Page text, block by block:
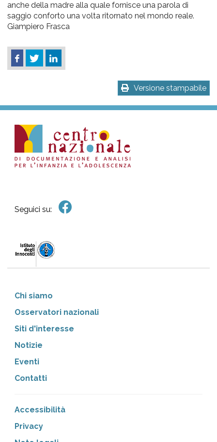
anche della madre alla quale fornisce una parola di
saggio conforto una volta ritornato nel mondo reale.
Giampiero Frasca
Versione stampabile
Seguici su:
Chi siamo
Osservatori nazionali
Siti d'interesse
Notizie
Eventi
Contatti
Accessibilità
Privacy